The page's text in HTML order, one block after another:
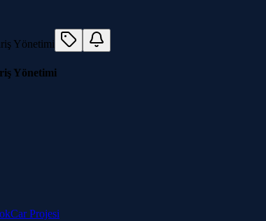
Yönetimi
Projesi